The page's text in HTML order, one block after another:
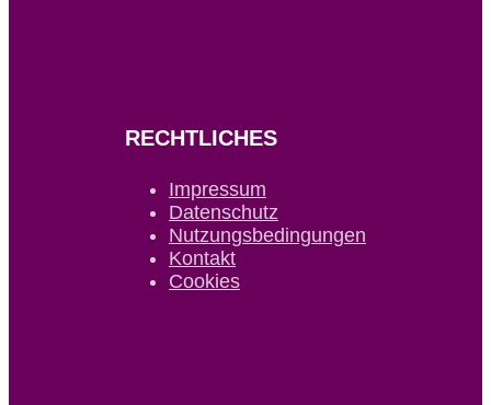
RECHTLICHES
Impressum
Datenschutz
Nutzungsbedingungen
Kontakt
Cookies